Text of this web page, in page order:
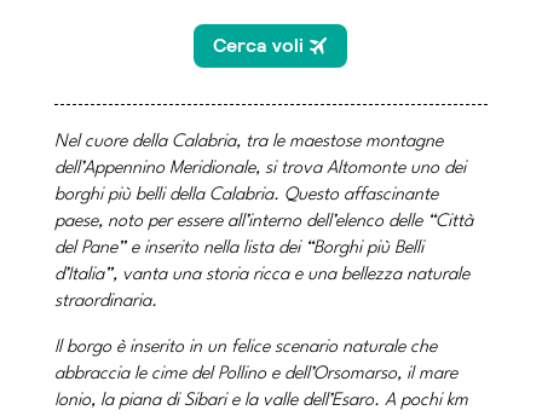
Nel cuore della Calabria, tra le maestose montagne
dell’Appennino Meridionale, si trova Altomonte uno dei
borghi più belli della Calabria. Questo affascinante
paese, noto per essere all’interno dell’elenco delle “Città
del Pane” e inserito nella lista dei “Borghi più Belli
d’Italia”, vanta una storia ricca e una bellezza naturale
straordinaria.
Il borgo è inserito in un felice scenario naturale che
abbraccia le cime del Pollino e dell’Orsomarso, il mare
Ionio, la piana di Sibari e la valle dell’Esaro. A pochi km